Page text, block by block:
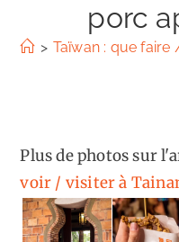
porc
> Taïwan : que
Plus de photos sur
voir / visiter à